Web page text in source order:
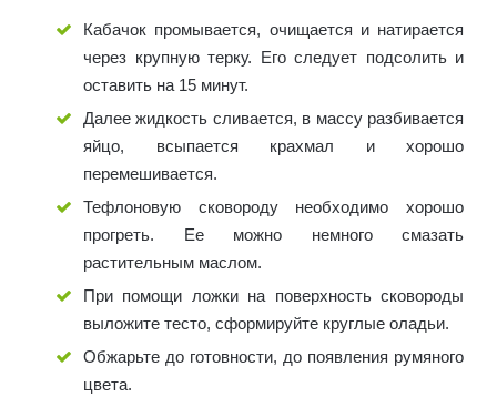
Кабачок промывается, очищается и натирается
через крупную терку. Его следует подсолить и
оставить на 15 минут.
Далее жидкость сливается, в массу разбивается
яйцо, всыпается крахмал и хорошо
перемешивается.
Тефлоновую сковороду необходимо хорошо
прогреть. Ее можно немного смазать
растительным маслом.
При помощи ложки на поверхность сковороды
выложите тесто, сформируйте круглые оладьи.
Обжарьте до готовности, до появления румяного
цвета.